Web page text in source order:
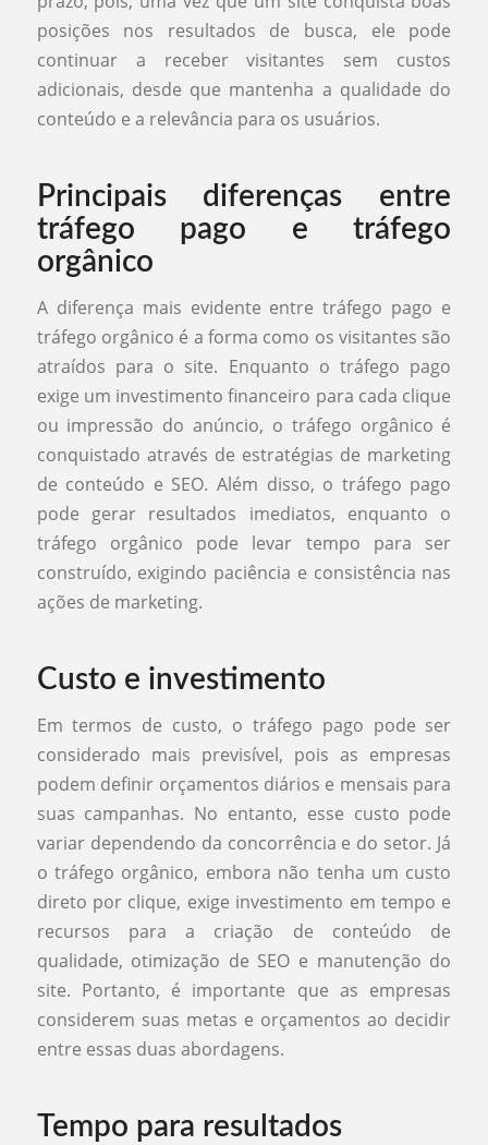
posições nos resultados de busca, ele pode
continuar a receber visitantes sem custos
adicionais, desde que mantenha a qualidade do
conteúdo e a relevância para os usuários.
Principais diferenças entre
tráfego pago e tráfego
orgânico
A diferença mais evidente entre tráfego pago e
tráfego orgânico é a forma como os visitantes são
atraídos para o site. Enquanto o tráfego pago
exige um investimento financeiro para cada clique
ou impressão do anúncio, o tráfego orgânico é
conquistado através de estratégias de marketing
de conteúdo e SEO. Além disso, o tráfego pago
pode gerar resultados imediatos, enquanto o
tráfego orgânico pode levar tempo para ser
construído, exigindo paciência e consistência nas
ações de marketing.
Custo e investimento
Em termos de custo, o tráfego pago pode ser
considerado mais previsível, pois as empresas
podem definir orçamentos diários e mensais para
suas campanhas. No entanto, esse custo pode
variar dependendo da concorrência e do setor. Já
o tráfego orgânico, embora não tenha um custo
direto por clique, exige investimento em tempo e
recursos para a criação de conteúdo de
qualidade, otimização de SEO e manutenção do
site. Portanto, é importante que as empresas
considerem suas metas e orçamentos ao decidir
entre essas duas abordagens.
Tempo para resultados